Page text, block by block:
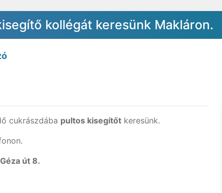
kollégát keresünk Makláron.
cukrászdába pultos kisegítőt keresünk.
út 8.